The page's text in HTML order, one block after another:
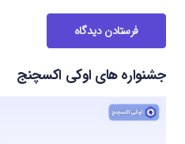
فرستادن دیدگاه
جشنواره های اوکی اکسچنج